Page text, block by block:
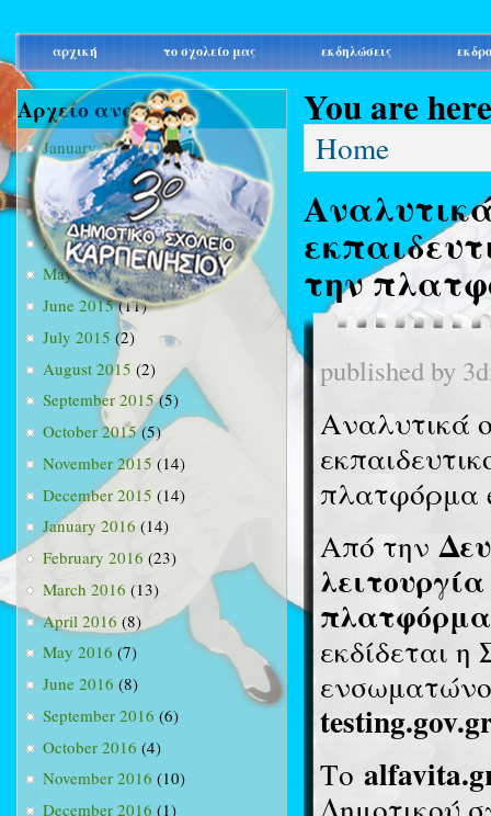
main_menu
αρχική το σχολείο μας εκδηλώσεις
Αρχείο ανά μήνα
January 2015(3)
February 2015(9)
March 2015(34)
April 2015(15)
May 2015(13)
June 2015(11)
July 2015 (2)
August 2015 (2)
September 2015(5)
October 2015(5)
November 2015 (14)
December 2015 (14)
January 2016 (14)
February 2016 (23)
March 2016 (13)
April 2016 (8)
May 2016 (7)
June 2016 (8)
September 2016 (6)
October 2016 (4)
November 2016 (10)
December 2016 (1)
You are here
Home
την
published by
Αναλυτικά
πλατφόρμα
Από την
πλατφόρμα
εκδίδεται
Το